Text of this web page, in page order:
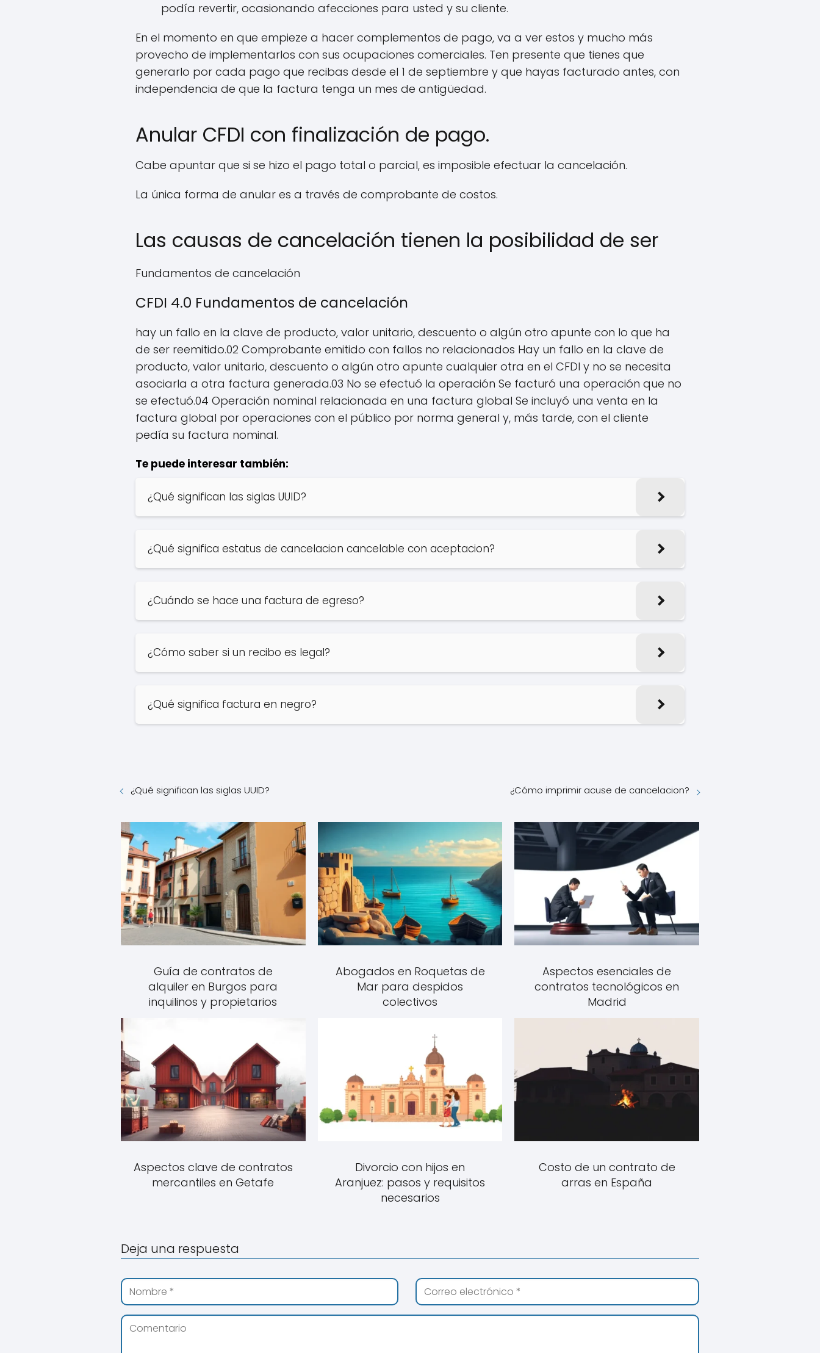
podía revertir, ocasionando afecciones para usted y su cliente.
En el momento en que empieze a hacer complementos de pago, va a ver estos y mucho más
provecho de implementarlos con sus ocupaciones comerciales. Ten presente que tienes que
generarlo por cada pago que recibas desde el 1 de septiembre y que hayas facturado antes, con
independencia de que la factura tenga un mes de antigüedad.
Anular CFDI con finalización de pago.
Cabe apuntar que si se hizo el pago total o parcial, es imposible efectuar la cancelación.
La única forma de anular es a través de comprobante de costos.
Las causas de cancelación tienen la posibilidad de ser
Fundamentos de cancelación
CFDI 4.0 Fundamentos de cancelación
hay un fallo en la clave de producto, valor unitario, descuento o algún otro apunte con lo que ha
de ser reemitido.02 Comprobante emitido con fallos no relacionados Hay un fallo en la clave de
producto, valor unitario, descuento o algún otro apunte cualquier otra en el CFDI y no se necesita
asociarla a otra factura generada.03 No se efectuó la operación Se facturó una operación que no
se efectuó.04 Operación nominal relacionada en una factura global Se incluyó una venta en la
factura global por operaciones con el público por norma general y, más tarde, con el cliente
pedía su factura nominal.
Te puede interesar también:
¿Qué significan las siglas UUID?
¿Qué significa estatus de cancelacion cancelable con aceptacion?
¿Cuándo se hace una factura de egreso?
¿Cómo saber si un recibo es legal?
¿Qué significa factura en negro?
¿Qué significan las siglas UUID? ¿Cómo imprimir acuse de cancelacion?
Guía de contratos de
alquiler en Burgos para
inquilinos y propietarios
Abogados en Roquetas de
Mar para despidos
colectivos
Aspectos esenciales de
contratos tecnológicos en
Madrid
Aspectos clave de contratos
mercantiles en Getafe
Divorcio con hijos en
Aranjuez: pasos y requisitos
necesarios
Costo de un contrato de
arras en España
Deja una respuesta